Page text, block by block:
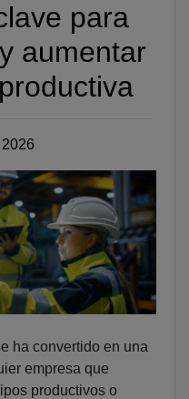
para
aumentar
ha convertido en una
empresa que
productivos o